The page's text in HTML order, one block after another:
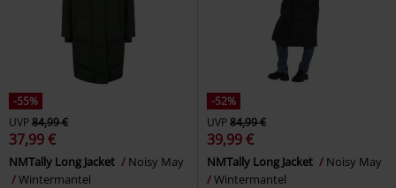
-55%
UVP84,99 €
37,99 €
NMTally Long Jacket
Noisy May
Wintermantel
-52%
UVP84,99 €
39,99 €
NMTally Long Jacket
Noisy May
Wintermantel